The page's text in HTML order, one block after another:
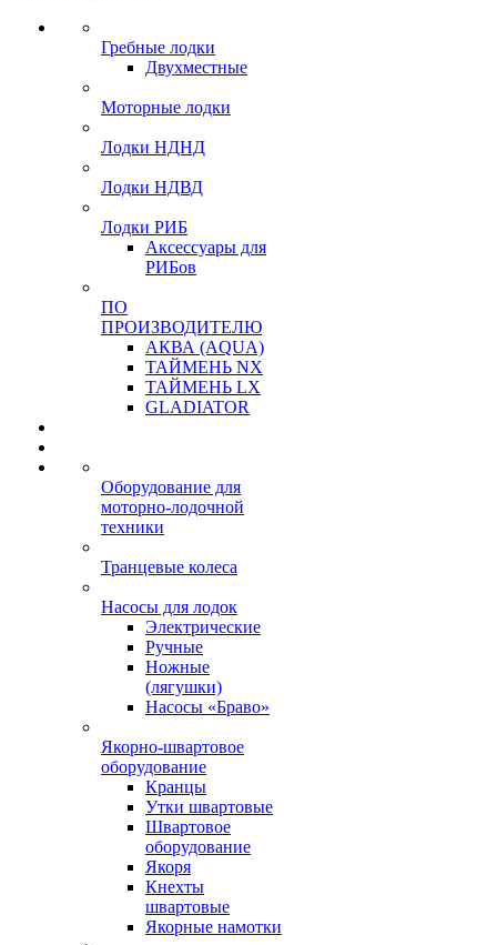
Гребные лодки
Двухместные
Моторные лодки
Лодки НДНД
Лодки НДВД
Лодки РИБ
Аксессуары для
РИБов
ПО
ПРОИЗВОДИТЕЛЮ
АКВА (AQUA)
ТАЙМЕНЬ NX
ТАЙМЕНЬ LX
GLADIATOR
Оборудование для
моторно-лодочной
техники
Транцевые колеса
Насосы для лодок
Электрические
Ручные
Ножные
(лягушки)
Насосы «Браво»
Якорно-швартовое
оборудование
Кранцы
Утки швартовые
Швартовое
оборудование
Якоря
Кнехты
швартовые
Якорные намотки